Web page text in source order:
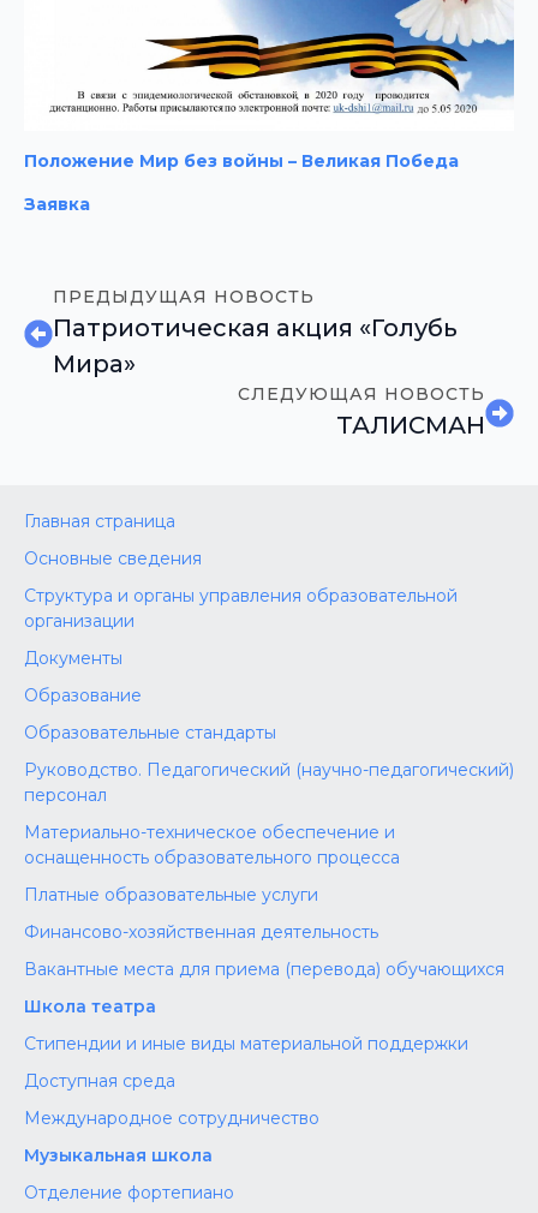
Положение Мир без войны – Великая Победа
Заявка
ПРЕДЫДУЩАЯ НОВОСТЬ
Патриотическая акция «Голубь
Мира»
СЛЕДУЮЩАЯ НОВОСТЬ
ТАЛИСМАН
Главная страница
Основные сведения
Структура и органы управления образовательной
организации
Документы
Образование
Образовательные стандарты
Руководство. Педагогический (научно-педагогический)
персонал
Материально-техническое обеспечение и
оснащенность образовательного процесса
Платные образовательные услуги
Финансово-хозяйственная деятельность
Вакантные места для приема (перевода) обучающихся
Школа театра
Стипендии и иные виды материальной поддержки
Доступная среда
Международное сотрудничество
Музыкальная школа
Отделение фортепиано